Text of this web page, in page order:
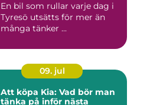
En bil som rullar varje dag i
Tyresö utsätts för mer än
många tänker ...
09. jul
Att köpa Kia: Vad bör man
tänka på inför nästa